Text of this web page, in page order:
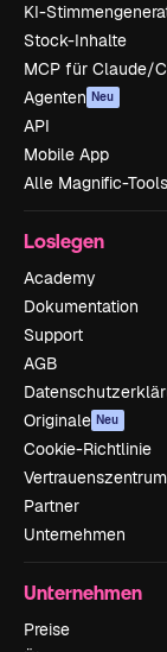
KI-
Stock-Inhalte
MCP für Claude/
Agenten Neu
API
Mobile App
Alle Magnific-Tools
Loslegen
Academy
Dokumentation
Support
AGB
Originale Neu
Cookie-Richtlinie
Vertrauenszentrum
Partner
Unternehmen
Unternehmen
Preise